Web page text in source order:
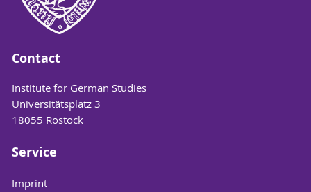
Contact
Institute for German Studies
Universitätsplatz 3
18055 Rostock
Service
Imprint